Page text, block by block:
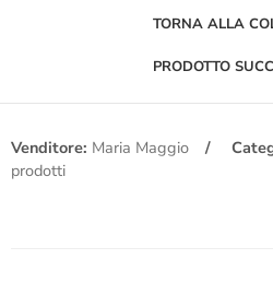
TORNA ALLA
PRODOTTO
Venditore: Maria Maggio
prodotti